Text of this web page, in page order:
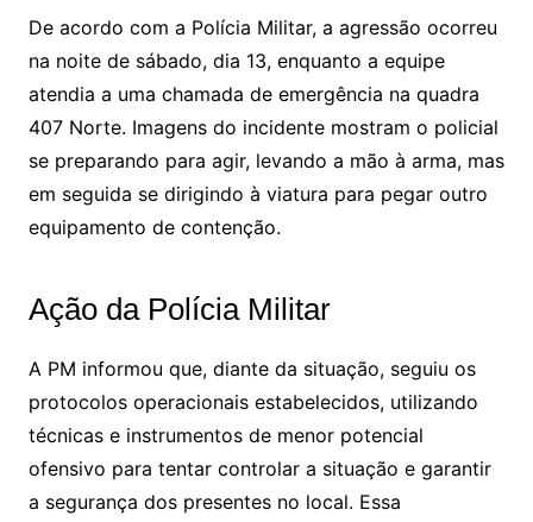
De acordo com a Polícia Militar, a agressão ocorreu
na noite de sábado, dia 13, enquanto a equipe
atendia a uma chamada de emergência na quadra
407 Norte. Imagens do incidente mostram o policial
se preparando para agir, levando a mão à arma, mas
em seguida se dirigindo à viatura para pegar outro
equipamento de contenção.
Ação da Polícia Militar
A PM informou que, diante da situação, seguiu os
protocolos operacionais estabelecidos, utilizando
técnicas e instrumentos de menor potencial
ofensivo para tentar controlar a situação e garantir
a segurança dos presentes no local. Essa